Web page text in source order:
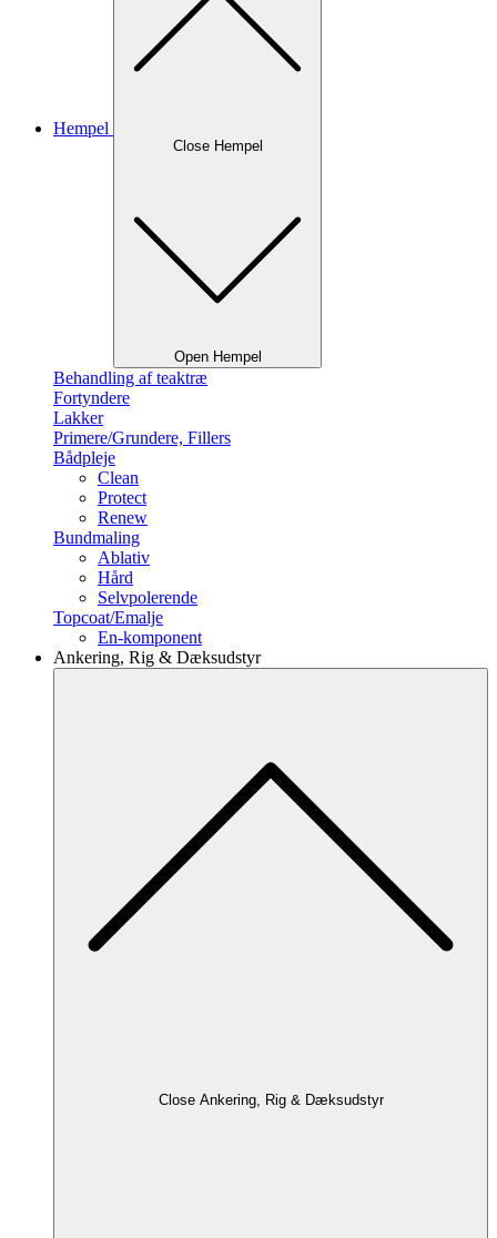
Hempel
Close Hempel
Open Hempel
Behandling af teaktræ
Fortyndere
Lakker
Primere/Grundere, Fillers
Bådpleje
Clean
Protect
Renew
Bundmaling
Ablativ
Hård
Selvpolerende
Topcoat/Emalje
En-komponent
Ankering, Rig & Dæksudstyr
Close Ankering, Rig & Dæksudstyr